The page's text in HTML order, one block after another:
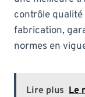
contrôle
fabrication,
normes en
Lire plus Le